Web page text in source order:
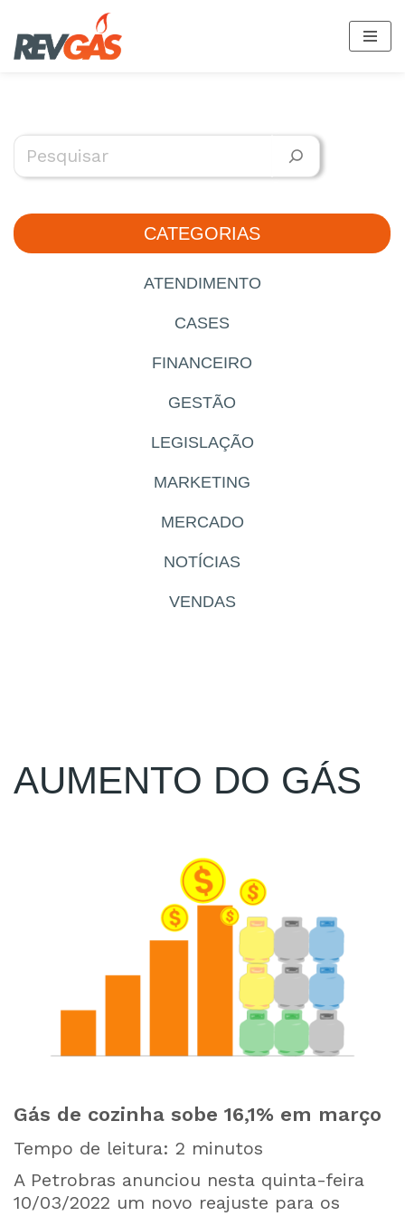
Pular
CATEGORIAS
ATENDIMENTO
CASES
FINANCEIRO
GESTÃO
LEGISLAÇÃO
MARKETING
MERCADO
NOTÍCIAS
VENDAS
AUMENTO DO GÁS
Gás de cozinha sobe 16,1% em março
Tempo de leitura: 2 minutos
A Petrobras anunciou nesta quinta-feira
10/03/2022 um novo reajuste para os